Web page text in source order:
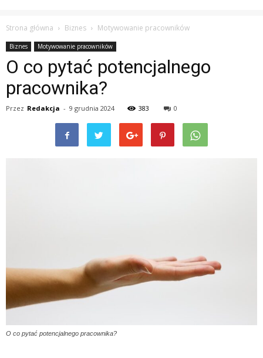
Strona główna Biznes Motywowanie pracowników
Biznes Motywowanie pracowników
O co pytać potencjalnego
pracownika?
Przez Redakcja - 9 grudnia 2024 383 0
O co pytać potencjalnego pracownika?